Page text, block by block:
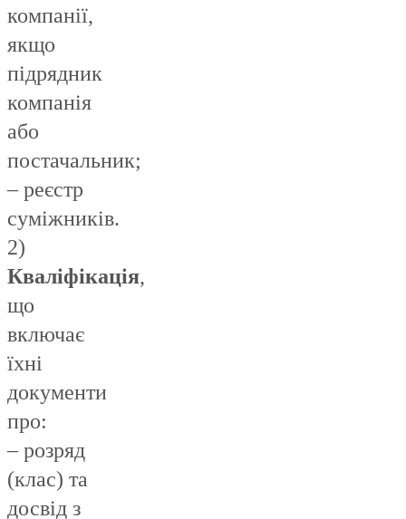
компанії,
якщо
підрядник
компанія
або
постачальник;
– реєстр
суміжників.
2)
Кваліфікація,
що
включає
їхні
документи
про:
– розряд
(клас) та
досвід з